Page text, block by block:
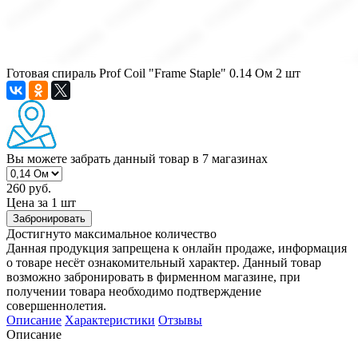
Готовая спираль Prof Coil "Frame Staple" 0.14 Ом 2 шт
Вы можете забрать данный товар в 7 магазинах
260 руб.
Цена за 1 шт
Забронировать
Достигнуто максимальное количество
Данная продукция запрещена к онлайн продаже, информация
о товаре несёт ознакомительный характер. Данный товар
возможно забронировать в фирменном магазине, при
получении товара необходимо подтверждение
совершеннолетия.
Описание Характеристики Отзывы
Описание